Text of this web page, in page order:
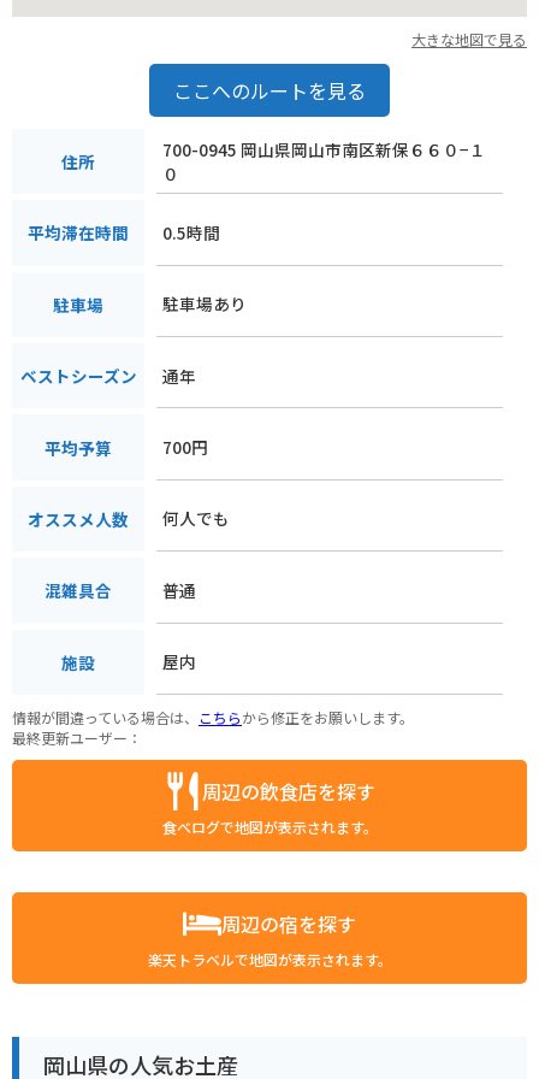
大きな地図で見る
ここへのルートを見る
住所
700-0945 岡山県岡山市南区新保６６０−１
０
平均滞在時間 0.5時間
駐車場 駐車場あり
ベストシーズン 通年
平均予算 700円
オススメ人数 何人でも
混雑具合 普通
施設 屋内
情報が間違っている場合は、 こちらから修正をお願いします。
最終更新ユーザー：
周辺の飲食店を探す
食べログで地図が表示されます。
周辺の宿を探す
楽天トラベルで地図が表示されます。
岡山県の人気お土産